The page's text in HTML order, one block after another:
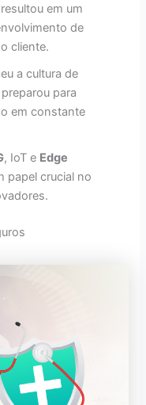
em um
de
cliente.
a cultura de
para
em constante
, IoT e Edge
papel crucial no